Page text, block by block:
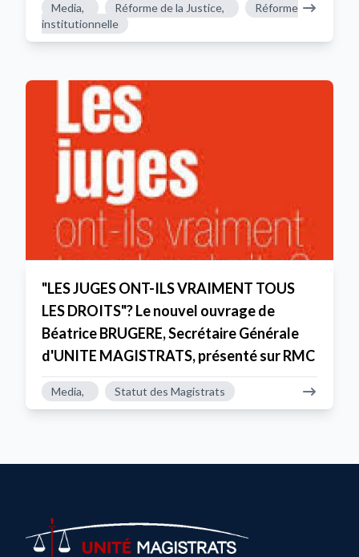
Media, Réforme de la Justice,
Réforme
institutionnelle
"LES JUGES ONT-ILS VRAIMENT TOUS
LES DROITS"? Le nouvel ouvrage de
Béatrice BRUGERE, Secrétaire Générale
d'UNITE MAGISTRATS, présenté sur RMC
Media, Statut des Magistrats